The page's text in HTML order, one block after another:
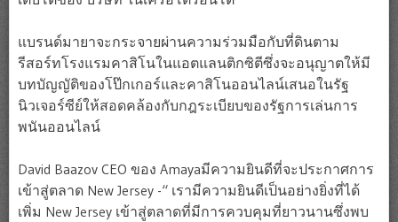
แบรนด์มายาจะกระจายผ่านความร่วมมือกับที่ดินตาม
รีสอร์ทโรงแรมคาสิโนในแอตแลนติกซิตีซึ่งจะอนุญาตให้มี
บทบัญญัติของโป๊กเกอร์และคาสิโนออนไลน์เสนอในรัฐ
นิวเจอร์ซีย์ให้สอดคล้องกับกฎระเบียบของรัฐการเล่นการ
พนันออนไลน์
David Baazov CEO ของ Amayaมีความยินดีที่จะประกาศการ
เข้าสู่ตลาด New Jersey -“ เรามีความยินดีเป็นอย่างยิ่งที่ได้
เพิ่ม New Jersey เข้าสู่ตลาดที่มีการควบคุมที่ยาวนานซึ่งพบ